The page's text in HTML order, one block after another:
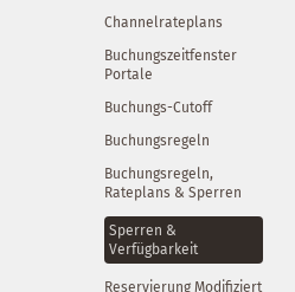
Channelrateplans
Buchungszeitfenster
Portale
Buchungs-Cutoff
Buchungsregeln
Buchungsregeln,
Rateplans & Sperren
Sperren &
Verfügbarkeit
Reservierung Modifiziert